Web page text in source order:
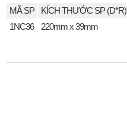
MÃ SP KÍCH THƯỚC SP (D*R)
1NC36
220mm x 39mm